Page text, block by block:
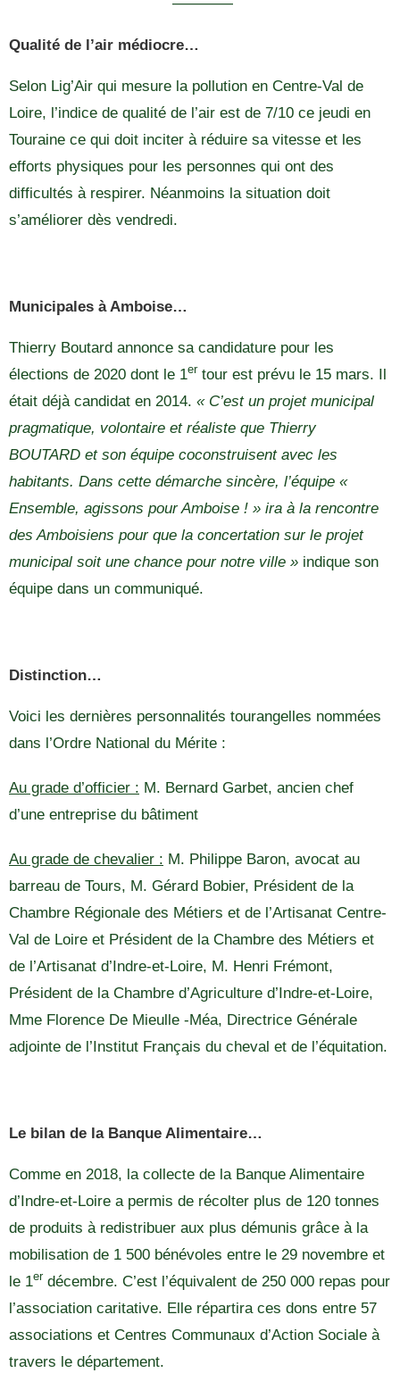
Qualité de l’air médiocre…
Selon Lig’Air qui mesure la pollution en Centre-Val de
Loire, l’indice de qualité de l’air est de 7/10 ce jeudi en
Touraine ce qui doit inciter à réduire sa vitesse et les
efforts physiques pour les personnes qui ont des
difficultés à respirer. Néanmoins la situation doit
s’améliorer dès vendredi.
Municipales à Amboise…
Thierry Boutard annonce sa candidature pour les
élections de 2020 dont le 1er tour est prévu le 15 mars. Il
était déjà candidat en 2014. « C’est un projet municipal
pragmatique, volontaire et réaliste que Thierry
BOUTARD et son équipe coconstruisent avec les
habitants. Dans cette démarche sincère, l’équipe «
Ensemble, agissons pour Amboise ! » ira à la rencontre
des Amboisiens pour que la concertation sur le projet
municipal soit une chance pour notre ville » indique son
équipe dans un communiqué.
Distinction…
Voici les dernières personnalités tourangelles nommées
dans l’Ordre National du Mérite :
Au grade d’officier : M. Bernard Garbet, ancien chef
d’une entreprise du bâtiment
Au grade de chevalier : M. Philippe Baron, avocat au
barreau de Tours, M. Gérard Bobier, Président de la
Chambre Régionale des Métiers et de l’Artisanat Centre-
Val de Loire et Président de la Chambre des Métiers et
de l’Artisanat d’Indre-et-Loire, M. Henri Frémont,
Président de la Chambre d’Agriculture d’Indre-et-Loire,
Mme Florence De Mieulle -Méa, Directrice Générale
adjointe de l’Institut Français du cheval et de l’équitation.
Le bilan de la Banque Alimentaire…
Comme en 2018, la collecte de la Banque Alimentaire
d’Indre-et-Loire a permis de récolter plus de 120 tonnes
de produits à redistribuer aux plus démunis grâce à la
mobilisation de 1 500 bénévoles entre le 29 novembre et
le 1er décembre. C’est l’équivalent de 250 000 repas pour
l’association caritative. Elle répartira ces dons entre 57
associations et Centres Communaux d’Action Sociale à
travers le département.